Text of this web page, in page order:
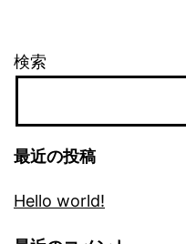
検索
最近の投稿
Hello world!